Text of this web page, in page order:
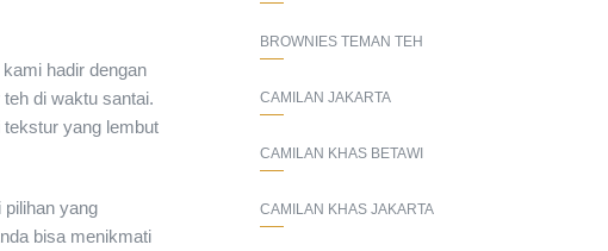
hadir dengan
di waktu santai.
yang lembut
pilihan yang
bisa menikmati
BROWNIES TEMAN TEH
CAMILAN JAKARTA
CAMILAN KHAS BETAWI
CAMILAN KHAS JAKARTA